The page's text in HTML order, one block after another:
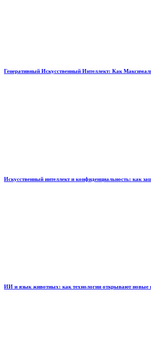
Генеративный Искусственный Интеллект: Как
Искусственный интеллект и конфиденциальность: как
ИИ и язык животных: как технологии открывают новые